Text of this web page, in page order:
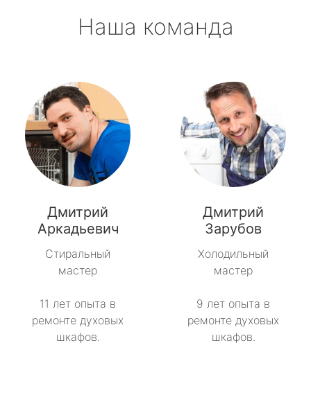
Наша команда
Дмитрий
Аркадьевич
Стиральный
мастер
11 лет опыта в
ремонте духовых
шкафов.
Дмитрий
Зарубов
Холодильный
мастер
9 лет опыта в
ремонте духовых
шкафов.